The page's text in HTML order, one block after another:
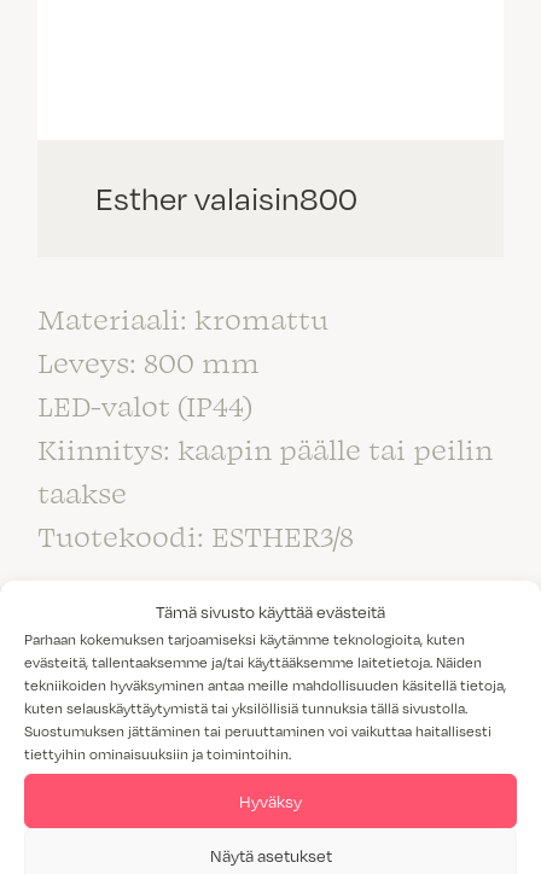
Tämä sivusto käyttää evästeitä
Parhaan kokemuksen tarjoamiseksi käytämme teknologioita, kuten
evästeitä, tallentaaksemme ja/tai käyttääksemme laitetietoja. Näiden
tekniikoiden hyväksyminen antaa meille mahdollisuuden käsitellä tietoja,
kuten selauskäyttäytymistä tai yksilöllisiä tunnuksia tällä sivustolla.
Suostumuksen jättäminen tai peruuttaminen voi vaikuttaa haitallisesti
tiettyihin ominaisuuksiin ja toimintoihin.
Hyväksy
Näytä asetukset
Esther valaisin800
Materiaali: kromattu
Leveys: 800 mm
LED-valot (IP44)
Kiinnitys: kaapin päälle tai peilin
taakse
Tuotekoodi: ESTHER3/8